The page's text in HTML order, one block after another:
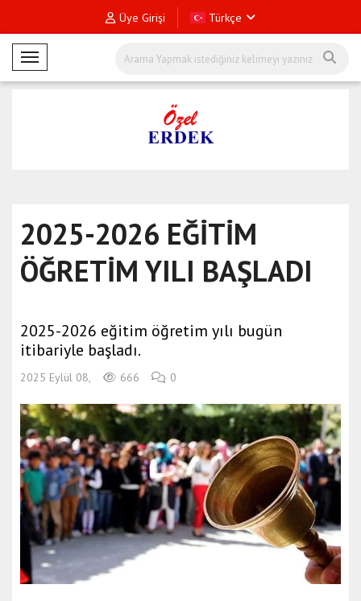
Üye Girişi Türkçe
Mobil Menü
2025-2026 EĞİTİM
ÖĞRETİM YILI BAŞLADI
2025-2026 eğitim öğretim yılı bugün
itibariyle başladı.
2025 Eylül 08, 666 0